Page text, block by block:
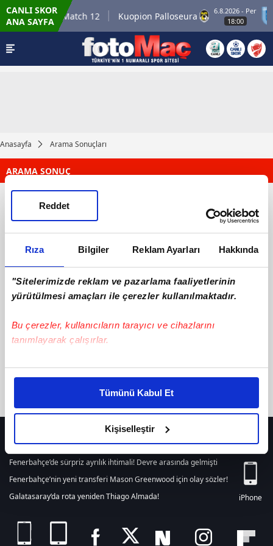
Rıza Bilgiler Reklam Ayarları Hakkında
"Sitelerimizde reklam ve pazarlama faaliyetlerinin
yürütülmesi amaçları ile çerezler kullanılmaktadır.
Bu çerezler, kullanıcıların tarayıcı ve cihazlarını
tanımlayarak çalışırlar.
Bu çerezlere izin vermeniz halinde sizlere özel
daha iyi reklam deneyimi yaşatabiliriz. Bunu yaparken
amacımızın size daha iyi bir reklam deneyimi sunmak
olduğunu ve sizlere en iyi içerikleri sunabilmek adına
elimizden gelen çabayı gösterdiğimizi ve bu noktada,
reklamların maliyetlerimizi karşılamak noktasında tek gelir
Her halükârda, kullanıcılar, bu çerezlere izin vermedikleri
gösterilmeyecektir."
Tümünü Kabul Et
Kişiselleştir
Reddet
CANLI SKOR
ANA SAYFA
Winner Match 12 Kuopion Palloseura
6.8.2026 - Per
18:00
Anasayfa Arama Sonuçları
ARAMA SONUÇ
텔레@UPCOIN24♢⯌이더리움삽니다돈현금화방법ile ilgili içerik
bulunamamıştır. Arama alanından yeni bir arama
listelemek içintıklayınız.
HER YERDE!
Fenerbahçe’de sürpriz ayrılık ihtimali! Devre arasında gelmişti
Fenerbahçe’nin yeni transferi Mason Greenwood için olay sözler!
Galatasaray’da rota yeniden Thiago Almada!
iPhone